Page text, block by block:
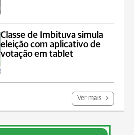
Classe de Imbituva simula
eleição com aplicativo de
votação em tablet
Ver mais